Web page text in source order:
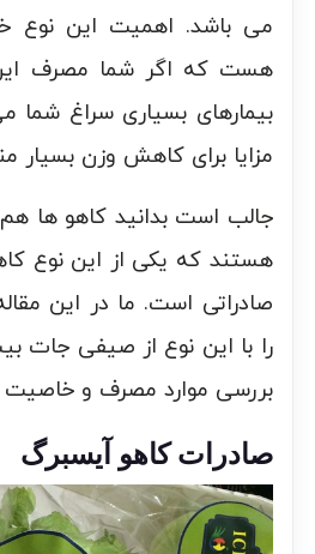
می باشد. اهمیت این نوع
هست که اگر شما مصرف
بیمارهای بسیاری سراغ شما
مزایا برای کاهش وزن بسیار
جالب است بدانید کاهو ها
هستند که یکی از این نوع
صادراتی است. ما در این
را با این نوع از صیفی جات
بررسی موارد مصرف و خاصیت
صادرات کاهو آیسبرگ